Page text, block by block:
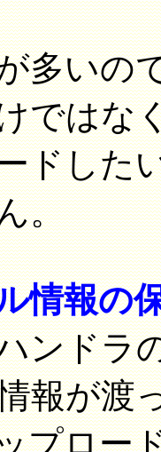
いので
ではな
たい
。
情報の
ドラの
報が渡
ロード